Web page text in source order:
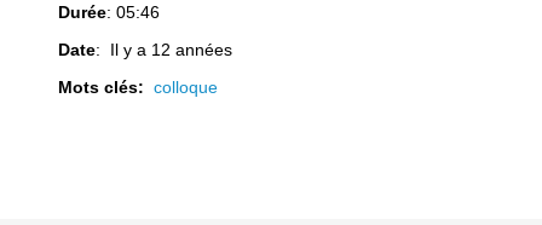
Durée: 05:46
Date: Il y a 12 années
Mots clés:colloque